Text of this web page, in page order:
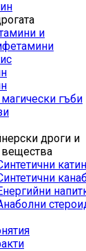
и
гъби
дроги и
вещества